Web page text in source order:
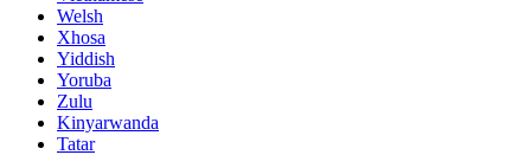
Welsh
Xhosa
Yiddish
Yoruba
Zulu
Kinyarwanda
Tatar